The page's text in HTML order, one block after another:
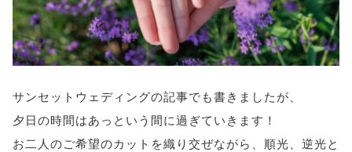
サンセットウェディングの記事でも書きましたが、
夕日の時間はあっという間に過ぎていきます！
お二人のご希望のカットを織り交ぜながら、順光、逆光と